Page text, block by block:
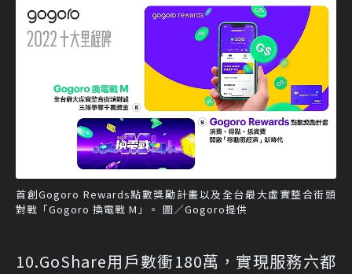
首創Gogoro Rewards點數獎勵計畫以及全台最大虛實整合街頭
對戰「Gogoro 換電戰 M」。 圖／Gogoro提供
10.GoShare用戶數衝180萬，實現服務六都